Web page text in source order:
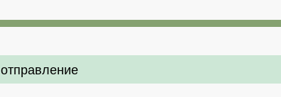
отправление